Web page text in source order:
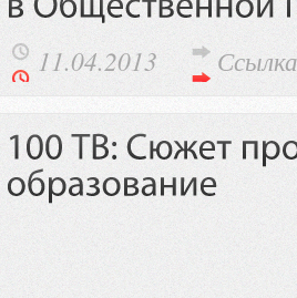
11.04.2013 Ссылка